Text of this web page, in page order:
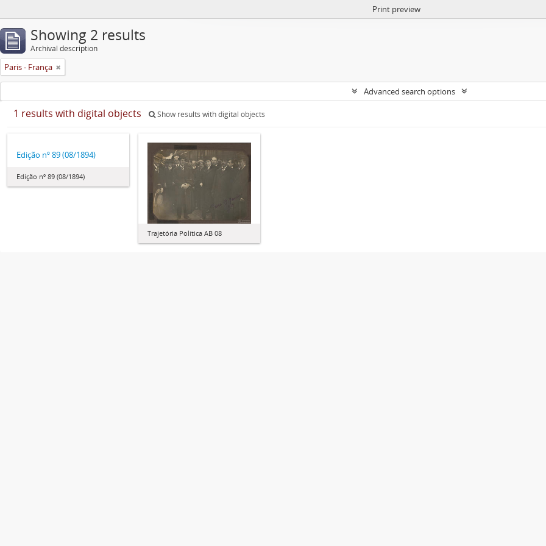
Print preview
Showing 2 results
Archival description
Paris - França
Advanced search options
1 results with digital objects Show results with digital objects
Edição nº 89 (08/1894)
Edição nº 89 (08/1894)
Trajetória Política AB 08